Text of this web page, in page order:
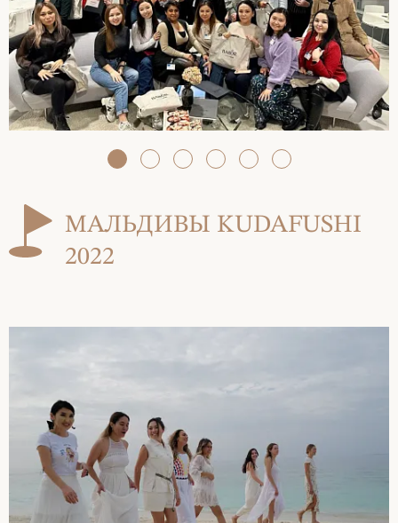
МАЛЬДИВЫ KUDAFUSHI
2022